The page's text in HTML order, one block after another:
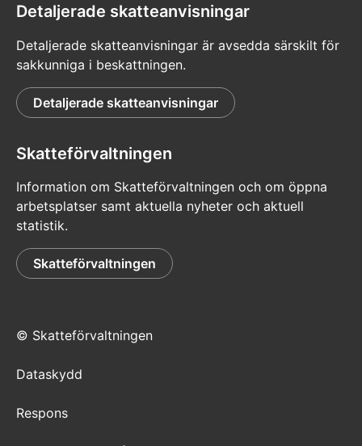
Detaljerade skatteanvisningar
Detaljerade skatteanvisningar är avsedda särskilt för
sakkunniga i beskattningen.
Detaljerade skatteanvisningar
Skatteförvaltningen
Information om Skatteförvaltningen och om öppna
arbetsplatser samt aktuella nyheter och aktuell
statistik.
Skatteförvaltningen
© Skatteförvaltningen
Dataskydd
Respons